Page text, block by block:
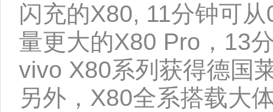
闪充的X80, 11分钟可
量更大的X80 Pro，13
vivo X80系列获得德国
另外，X80全系搭载大